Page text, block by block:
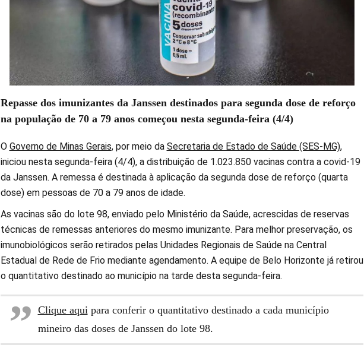
Repasse dos imunizantes da Janssen destinados para segunda dose de reforço
na população de 70 a 79 anos começou nesta segunda-feira (4/4)
O Governo de Minas Gerais, por meio da Secretaria de Estado de Saúde (SES-MG),
iniciou nesta segunda-feira (4/4), a distribuição de 1.023.850 vacinas contra a covid-19
da Janssen. A remessa é destinada à aplicação da segunda dose de reforço (quarta
dose) em pessoas de 70 a 79 anos de idade.
As vacinas são do lote 98, enviado pelo Ministério da Saúde, acrescidas de reservas
técnicas de remessas anteriores do mesmo imunizante. Para melhor preservação, os
imunobiológicos serão retirados pelas Unidades Regionais de Saúde na Central
Estadual de Rede de Frio mediante agendamento. A equipe de Belo Horizonte já retirou
o quantitativo destinado ao município na tarde desta segunda-feira.
Clique aquipara conferir o quantitativo destinado a cada município
mineiro das doses de Janssen do lote 98.